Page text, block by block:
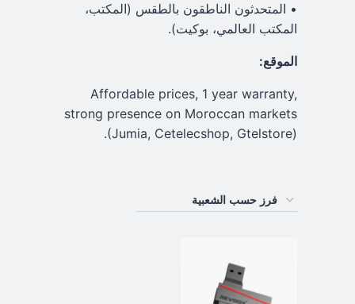
• المتحدثون الناطقون بالطقس (المكتب،
المكتب العالمي، بوكيت).
الموقع:
Affordable prices, 1 year warranty,
strong presence on Moroccan markets
(Jumia, Cetelecshop, Gtelstore).